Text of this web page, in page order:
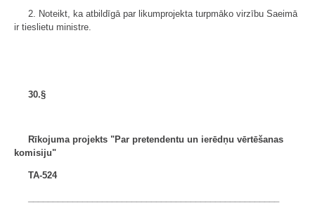
2. Noteikt, ka atbildīgā par likumprojekta turpmāko virzību Saeimā
ir tieslietu ministre.
30.§
Rīkojuma projekts "Par pretendentu un ierēdņu vērtēšanas
komisiju"
TA-524